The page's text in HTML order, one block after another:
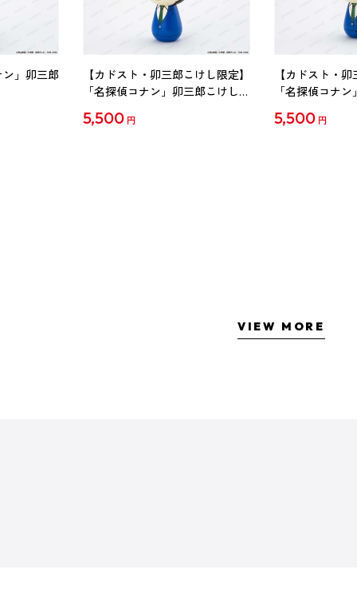
」卯三郎
【カドスト・卯三郎こけし限定】
「名探偵コナン」卯三郎こけし
5,500 円
【カドスト・
「名探偵コナ
5,500 円
VIEW MORE